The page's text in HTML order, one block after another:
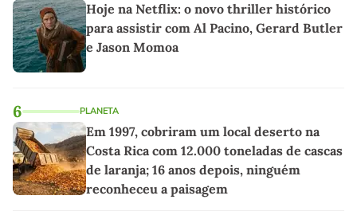
Hoje na Netflix: o novo thriller histórico
para assistir com Al Pacino, Gerard Butler
e Jason Momoa
6 PLANETA
Em 1997, cobriram um local deserto na
Costa Rica com 12.000 toneladas de cascas
de laranja; 16 anos depois, ninguém
reconheceu a paisagem